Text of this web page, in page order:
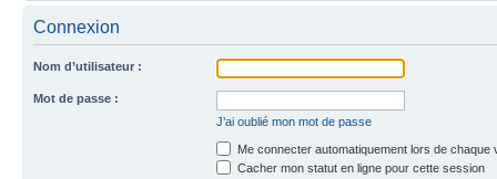
Connexion
Nom d’utilisateur :
Mot de passe :
J’ai oublié mon mot de passe
Me connecter automatiquement lors de chaque
Cacher mon statut en ligne pour cette session